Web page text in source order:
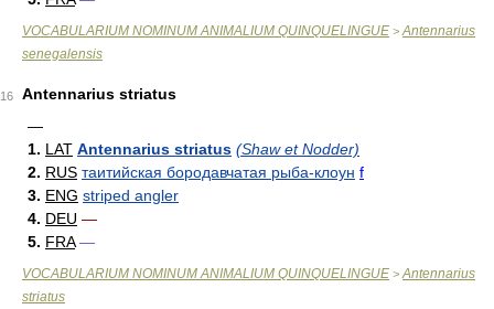
VOCABULARIUM NOMINUM ANIMALIUM QUINQUELINGUE > Antennarius
senegalensis
16
Antennarius striatus
—
1. LAT Antennarius striatus (Shaw et Nodder)
2. RUS таитийская бородавчатая рыба-клоун f
3. ENG striped angler
4. DEU —
5. FRA —
VOCABULARIUM NOMINUM ANIMALIUM QUINQUELINGUE > Antennarius
striatus